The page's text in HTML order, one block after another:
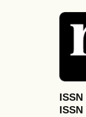
ISSN
ISSN